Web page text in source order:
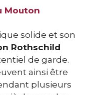
Mouton
solide et son
Rothschild
de garde.
ainsi être
plusieurs